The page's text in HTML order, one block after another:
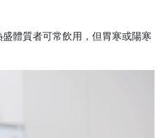
體質者可常飲用，但胃寒或陽寒